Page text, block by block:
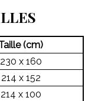
(cm)
230 x 160
214 x 152
214 x 100